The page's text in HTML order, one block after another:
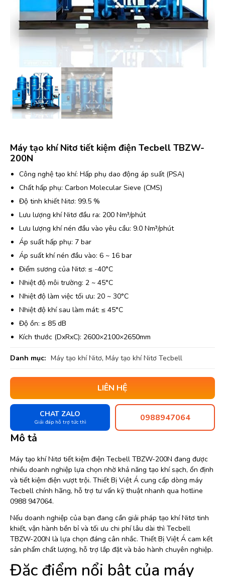
Máy tạo khí Nitơ tiết kiệm điện Tecbell TBZW-
200N
Công nghệ tạo khí: Hấp phụ dao động áp suất (PSA)
Chất hấp phụ: Carbon Molecular Sieve (CMS)
Độ tinh khiết Nitơ: 99.5 %
Lưu lượng khí Nitơ đầu ra: 200 Nm³/phút
Lưu lượng khí nén đầu vào yêu cầu: 9.0 Nm³/phút
Áp suất hấp phụ: 7 bar
Áp suất khí nén đầu vào: 6 ~ 16 bar
Điểm sương của Nitơ: ≤ -40°C
Nhiệt độ môi trường: 2 ~ 45°C
Nhiệt độ làm việc tối ưu: 20 ~ 30°C
Nhiệt độ khí sau làm mát: ≤ 45°C
Độ ồn: ≤ 85 dB
Kích thước (DxRxC): 2600×2100×2650mm
Danh mục: Máy tạo khí Nitơ, Máy tạo khí Nitơ Tecbell
LIÊN HỆ
CHAT ZALO
Giải đáp hỗ trợ tức thì 0988947064
Mô tả
Máy tạo khí Nitơ tiết kiệm điện Tecbell TBZW-200N đang được
nhiều doanh nghiệp lựa chọn nhờ khả năng tạo khí sạch, ổn định
và tiết kiệm điện vượt trội. Thiết Bị Việt Á cung cấp dòng máy
Tecbell chính hãng, hỗ trợ tư vấn kỹ thuật nhanh qua hotline
0988 947064.
Nếu doanh nghiệp của bạn đang cần giải pháp tạo khí Nitơ tinh
khiết, vận hành bền bỉ và tối ưu chi phí lâu dài thì Tecbell
TBZW-200N là lựa chọn đáng cân nhắc. Thiết Bị Việt Á cam kết
sản phẩm chất lượng, hỗ trợ lắp đặt và bảo hành chuyên nghiệp.
Đặc điểm nổi bật của máy